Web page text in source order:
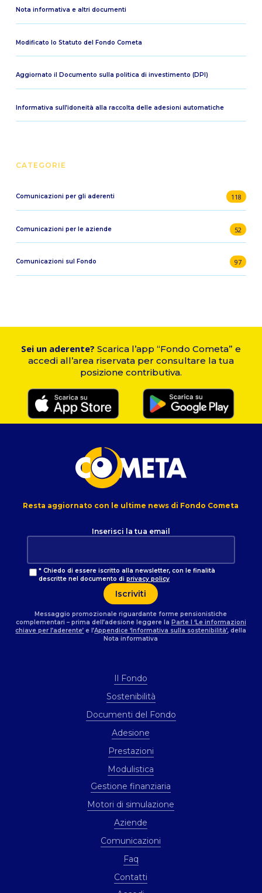
Nota informativa e altri documenti
Modificato lo Statuto del Fondo Cometa
Aggiornato il Documento sulla politica di investimento (DPI)
Informativa sull’idoneità alla raccolta delle adesioni automatiche
CATEGORIE
Comunicazioni per gli aderenti 118
Comunicazioni per le aziende 52
Comunicazioni sul Fondo 97
Sei un aderente? Scarica l’app “Fondo Cometa” e
accedi all’area riservata per consultare la tua
posizione contributiva.
Resta aggiornato con le ultime news di Fondo Cometa
Inserisci la tua email
* Chiedo di essere iscritto alla newsletter, con le finalità
descritte nel documento di privacy policy
Messaggio promozionale riguardante forme pensionistiche
complementari – prima dell’adesione leggere la Parte I ‘Le informazioni
chiave per l’aderente’ e l’Appendice ‘Informativa sulla sostenibilità’, della
Nota informativa
Il Fondo
Sostenibilità
Documenti del Fondo
Adesione
Prestazioni
Modulistica
Gestione finanziaria
Motori di simulazione
Aziende
Comunicazioni
Faq
Contatti